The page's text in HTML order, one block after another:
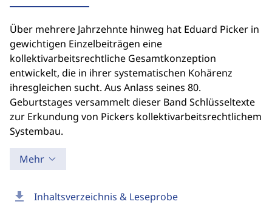
download Inhaltsverzeichnis & Leseprobe
Über mehrere Jahrzehnte hinweg hat Eduard Picker in
gewichtigen Einzelbeiträgen eine
kollektivarbeitsrechtliche Gesamtkonzeption
entwickelt, die in ihrer systematischen Kohärenz
ihresgleichen sucht. Aus Anlass seines 80.
Geburtstages versammelt dieser Band Schlüsseltexte
zur Erkundung von Pickers kollektivarbeitsrechtlichem
Systembau.
Mehr